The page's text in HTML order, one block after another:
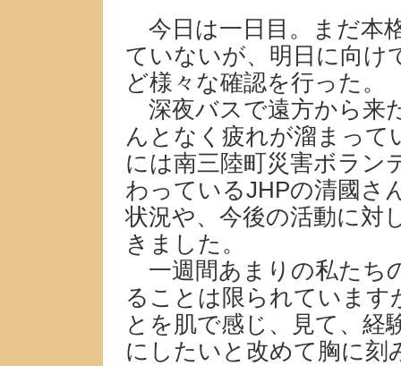
今日は一日目。まだ本
ていないが、明日に向け
ど様々な確認を行った。
深夜バスで遠方から来
んとなく疲れが溜まって
には南三陸町災害ボラン
わっているJHPの清國さ
状況や、今後の活動に対
きました。
一週間あまりの私たち
ることは限られていま
とを肌で感じ、見て、経
にしたいと改めて胸に刻